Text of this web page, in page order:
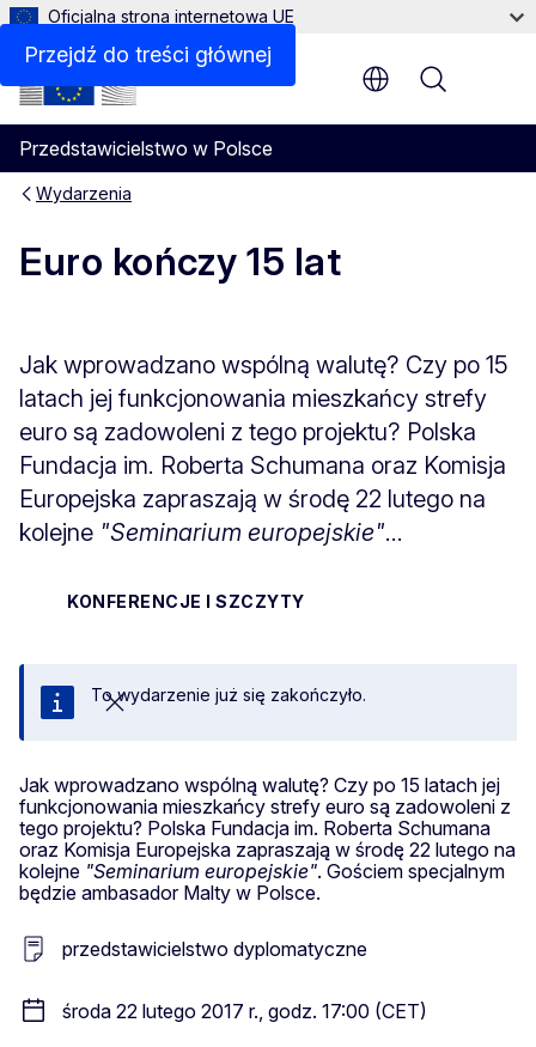
Przejdź do treści głównej
Oficjalna strona internetowa UE
Przedstawicielstwo w Polsce
Menu
Wydarzenia
Euro kończy 15 lat
Jak wprowadzano wspólną walutę? Czy po 15
latach jej funkcjonowania mieszkańcy strefy
euro są zadowoleni z tego projektu? Polska
Fundacja im. Roberta Schumana oraz Komisja
Europejska zapraszają w środę 22 lutego na
kolejne "Seminarium europejskie"...
KONFERENCJE I SZCZYTY
Zamknij
To wydarzenie już się zakończyło.
Jak wprowadzano wspólną walutę? Czy po 15 latach jej
funkcjonowania mieszkańcy strefy euro są zadowoleni z
tego projektu? Polska Fundacja im. Roberta Schumana
oraz Komisja Europejska zapraszają w środę 22 lutego na
kolejne "Seminarium europejskie". Gościem specjalnym
będzie ambasador Malty w Polsce.
przedstawicielstwo dyplomatyczne
środa 22 lutego 2017 r., godz. 17:00 (CET)